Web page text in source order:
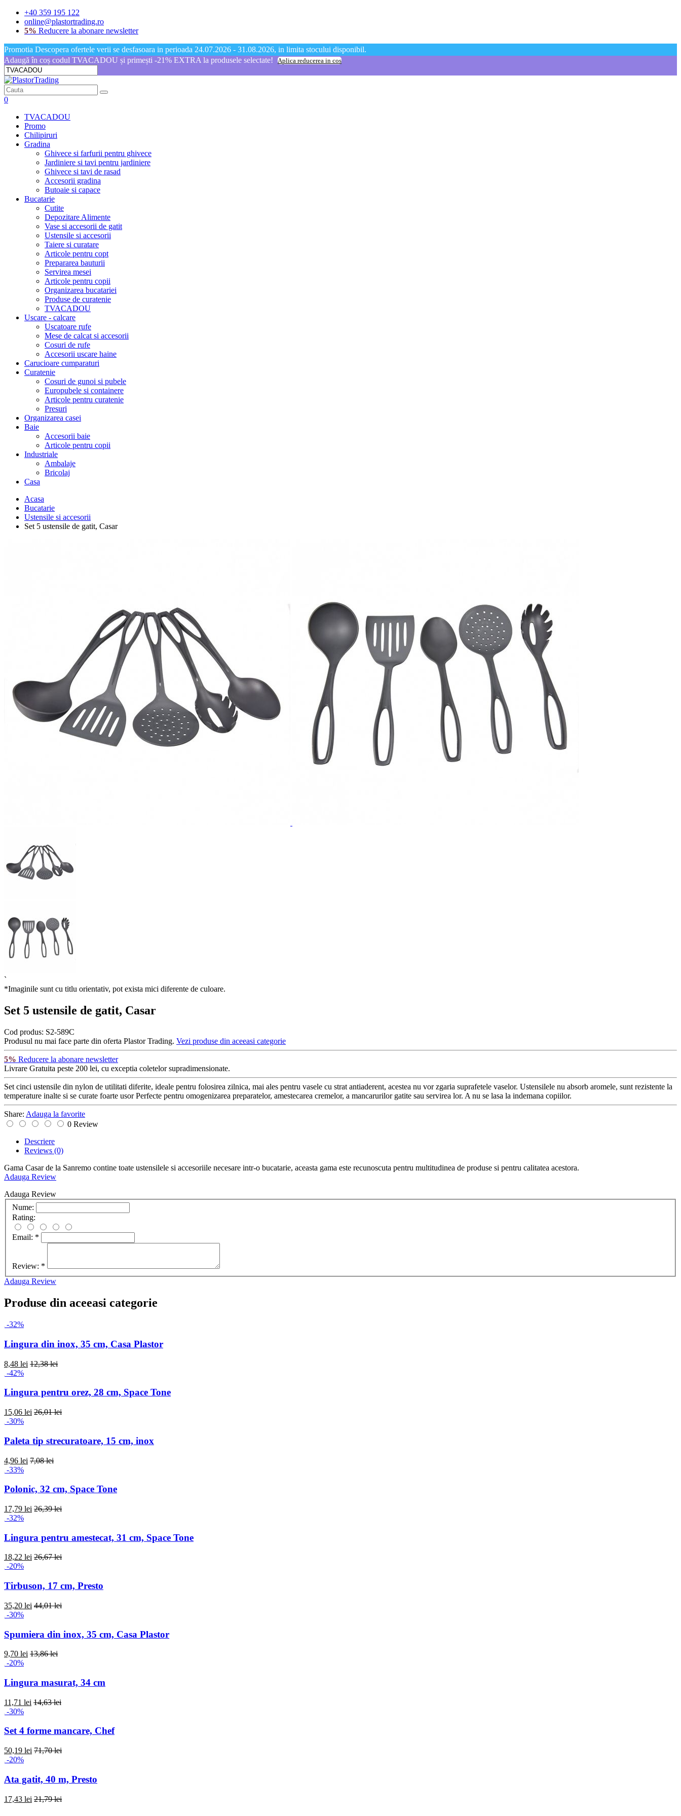
+40 359 195 122
online@plastortrading.ro
5% Reducere la abonare newsletter
Promotia Descopera ofertele verii se desfasoara in perioada 24.07.2026 - 31.08.2026, in limita stocului disponibil.
Adaugă în coș codul TVACADOU și primești -21% EXTRA la produsele selectate!
Aplica reducerea in cos
0
TVACADOU
Promo
Chilipiruri
Gradina
Ghivece si farfurii pentru ghivece
Jardiniere si tavi pentru jardiniere
Ghivece si tavi de rasad
Accesorii gradina
Butoaie si capace
Bucatarie
Cutite
Depozitare Alimente
Vase si accesorii de gatit
Ustensile si accesorii
Taiere si curatare
Articole pentru copt
Prepararea bauturii
Servirea mesei
Articole pentru copii
Organizarea bucatariei
Produse de curatenie
TVACADOU
Uscare - calcare
Uscatoare rufe
Mese de calcat si accesorii
Cosuri de rufe
Accesorii uscare haine
Carucioare cumparaturi
Curatenie
Cosuri de gunoi si pubele
Europubele si containere
Articole pentru curatenie
Presuri
Organizarea casei
Baie
Accesorii baie
Articole pentru copii
Industriale
Ambalaje
Bricolaj
Casa
Acasa
Bucatarie
Ustensile si accesorii
Set 5 ustensile de gatit, Casar
`
*Imaginile sunt cu titlu orientativ, pot exista mici diferente de culoare.
Set 5 ustensile de gatit, Casar
Cod produs: S2-589C
Produsul nu mai face parte din oferta Plastor Trading. Vezi produse din aceeasi categorie
5% Reducere la abonare newsletter
Livrare Gratuita peste 200 lei, cu exceptia coletelor supradimensionate.
Set cinci ustensile din nylon de utilitati diferite, ideale pentru folosirea zilnica, mai ales pentru vasele cu strat antiaderent, acestea nu vor zgaria suprafetele vaselor. Ustensilele nu absorb aromele, sunt rezistente la
temperature inalte si se curate foarte usor Perfecte pentru omogenizarea preparatelor, amestecarea cremelor, a mancarurilor gatite sau servirea lor. A nu se lasa la indemana copiilor.
Share: Adauga la favorite
0 Review
Descriere
Reviews (0)
Gama Casar de la Sanremo contine toate ustensilele si accesoriile necesare intr-o bucatarie, aceasta gama este recunoscuta pentru multitudinea de produse si pentru calitatea acestora.
Adauga Review
Adauga Review
Nume:
Rating:
Email: *
Review: *
Adauga Review
Produse din aceeasi categorie
-32%
Lingura din inox, 35 cm, Casa Plastor
8,48 lei 12,38 lei
-42%
Lingura pentru orez, 28 cm, Space Tone
15,06 lei 26,01 lei
-30%
Paleta tip strecuratoare, 15 cm, inox
4,96 lei 7,08 lei
-33%
Polonic, 32 cm, Space Tone
17,79 lei 26,39 lei
-32%
Lingura pentru amestecat, 31 cm, Space Tone
18,22 lei 26,67 lei
-20%
Tirbuson, 17 cm, Presto
35,20 lei 44,01 lei
-30%
Spumiera din inox, 35 cm, Casa Plastor
9,70 lei 13,86 lei
-20%
Lingura masurat, 34 cm
11,71 lei 14,63 lei
-30%
Set 4 forme mancare, Chef
50,19 lei 71,70 lei
-20%
Ata gatit, 40 m, Presto
17,43 lei 21,79 lei